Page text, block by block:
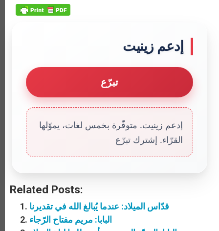
إدعم زينيت
تبرّع
إدعم زينيت. متوفّرة بخمس لغات، يموّلها
القرّاء. إشترك تبرّع
Related Posts:
قدّاس الميلاد: عندما يُبالغ الله في تقديرنا
البابا: مريم مفتاح الرّجاء